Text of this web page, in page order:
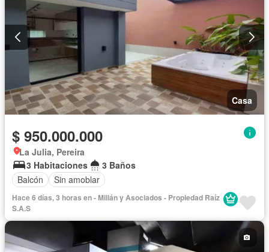
Casa
$ 950.000.000
La Julia, Pereira
3 Habitaciones
3 Baños
Balcón
Sin amoblar
Hace 6 días, 3 horas en - Millán y Asociados - Propiedad Raíz
S.A.S